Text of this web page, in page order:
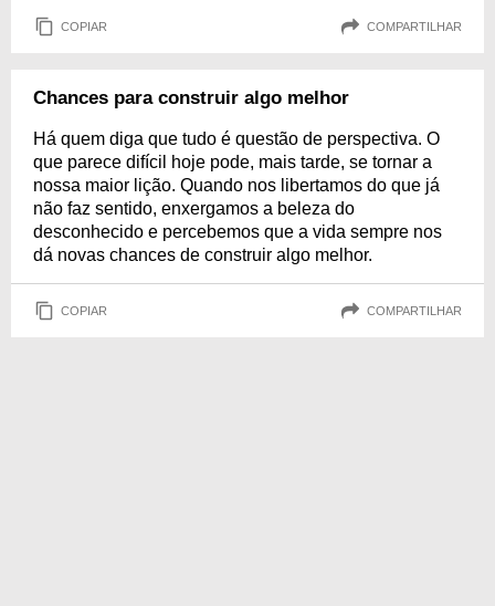
COPIAR COMPARTILHAR
Chances para construir algo melhor
Há quem diga que tudo é questão de perspectiva. O
que parece difícil hoje pode, mais tarde, se tornar a
nossa maior lição. Quando nos libertamos do que já
não faz sentido, enxergamos a beleza do
desconhecido e percebemos que a vida sempre nos
dá novas chances de construir algo melhor.
COPIAR COMPARTILHAR